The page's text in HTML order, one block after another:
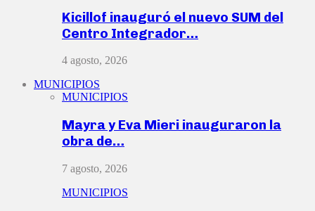
Kicillof inauguró el nuevo SUM del
Centro Integrador…
4 agosto, 2026
MUNICIPIOS
MUNICIPIOS
Mayra y Eva Mieri inauguraron la
obra de…
7 agosto, 2026
MUNICIPIOS